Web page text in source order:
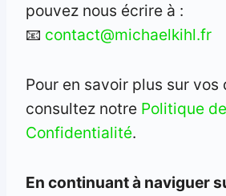
pouvez nous écrire à :
📧 contact@michaelkihl.fr
Pour en savoir plus sur vos
consultez notre Politique de
Confidentialité.
En continuant à naviguer